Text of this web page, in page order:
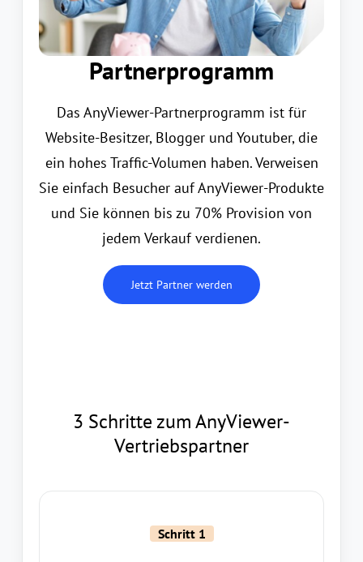
Partnerprogramm
Das AnyViewer-Partnerprogramm ist für
Website-Besitzer, Blogger und Youtuber, die
ein hohes Traffic-Volumen haben. Verweisen
Sie einfach Besucher auf AnyViewer-Produkte
und Sie können bis zu 70% Provision von
jedem Verkauf verdienen.
Jetzt Partner werden
3 Schritte zum AnyViewer-
Vertriebspartner
Schritt 1